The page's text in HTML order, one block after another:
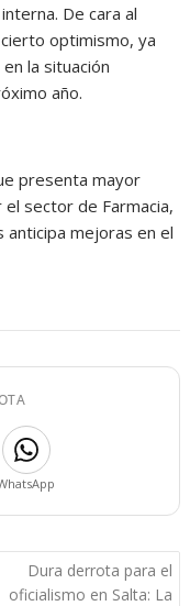
De cara al
optimismo, ya
la situación
año.
presenta mayor
sector de Farmacia,
anticipa mejoras en el
Dura derrota para el
oficialismo en Salta: La